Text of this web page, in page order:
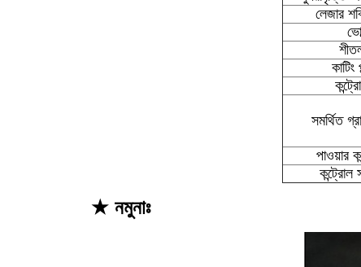
লেজার
কাটিং
সমর্থিত
পাওয়ার
কন্ট্রোল
★ নমুনাঃ